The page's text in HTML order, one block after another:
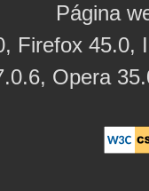
Página
Firefox 45.0,
Opera